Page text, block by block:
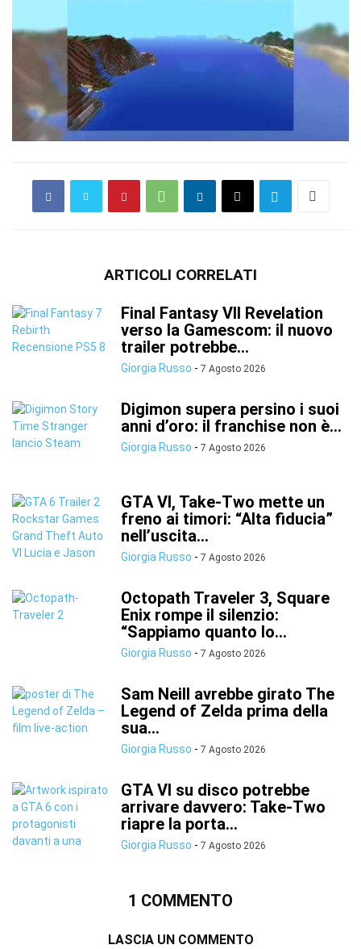
ARTICOLI CORRELATI
Final Fantasy VII Revelation
verso la Gamescom: il nuovo
trailer potrebbe...
Giorgia Russo - 7 Agosto 2026
Digimon supera persino i suoi
anni d’oro: il franchise non è...
Giorgia Russo - 7 Agosto 2026
GTA VI, Take-Two mette un
freno ai timori: “Alta fiducia”
nell’uscita...
Giorgia Russo - 7 Agosto 2026
Octopath Traveler 3, Square
Enix rompe il silenzio:
“Sappiamo quanto lo...
Giorgia Russo - 7 Agosto 2026
Sam Neill avrebbe girato The
Legend of Zelda prima della
sua...
Giorgia Russo - 7 Agosto 2026
GTA VI su disco potrebbe
arrivare davvero: Take-Two
riapre la porta...
Giorgia Russo - 7 Agosto 2026
1 COMMENTO
LASCIA UN COMMENTO